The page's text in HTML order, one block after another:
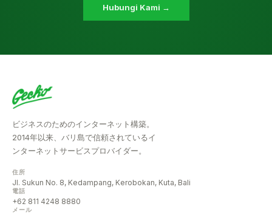
Hubungi Kami →
ビジネスのためのインターネット構築。
2014年以来、バリ島で信頼されているイ
ンターネットサービスプロバイダー。
住所
Jl. Sukun No. 8, Kedampang, Kerobokan, Kuta, Bali
電話
+62 811 4248 8880
メール